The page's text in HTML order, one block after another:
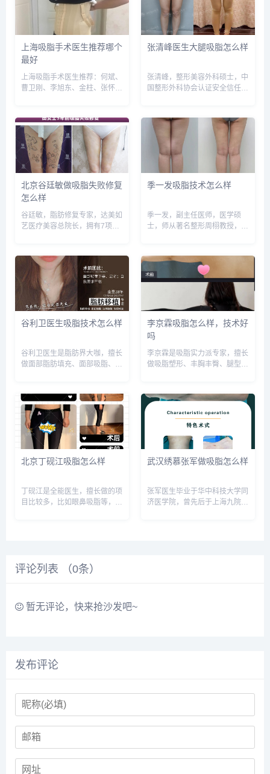
上海吸脂手术医生推荐哪个
最好
上海吸脂手术医生推荐：何斌、
曹卫刚、李旭东、金柱、张怀
咨询添加微信号：
wuyoubianmei，查询更多医生
口碑和案例。...
张清峰医生大腿吸脂怎么样
张清峰，整形美容外科硕士，中
国整形外科协会认证安全信任医
主任。预约或咨询添加微信号：
wuyoubianmei或者直接拨打
400-616-6769...
北京谷廷敏做吸脂失败修复
怎么样
谷廷敏，脂肪修复专家，达美如
艺医疗美容总院长，拥有7项发
力的人物。预约或咨询添加微信
号：wuyoubianmei或者直接拨
打400-616-6...
季一发吸脂技术怎么样
季一发，副主任医师，医学硕
士，师从著名整形周栩教授，从
技术不错，预约或咨询添加微信
号：wuyoubianmei或者直接拨
打400-616-676...
谷利卫医生吸脂技术怎么样
谷利卫医生是脂肪界大咖，擅长
做面部脂肪填充、面部吸脂、脂
信号：wuyoubianmei或者直接
拨打400-616-6769，查询更多
医生口碑和案...
李京霖吸脂怎么样，技术好
吗
李京霖是吸脂实力派专家，擅长
做吸脂塑形、丰胸丰臀、腿型矫
400-616-6769，查询更多医生
口碑和案例。...
北京丁砚江吸脂怎么样
丁砚江是全能医生，擅长做的项
目比较多，比如眼鼻吸脂等，尤
武汉绣慕张军做吸脂怎么样
张军医生毕业于华中科技大学同
济医学院，曾先后于上海九院和
评论列表 （0条）
暂无评论，快来抢沙发吧~
发布评论